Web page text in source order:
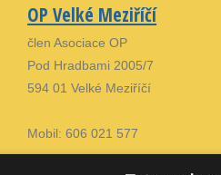
OP Velké Meziříčí
člen Asociace OP
Pod Hradbami 2005/7
594 01 Velké Meziříčí
Mobil: 606 021 577